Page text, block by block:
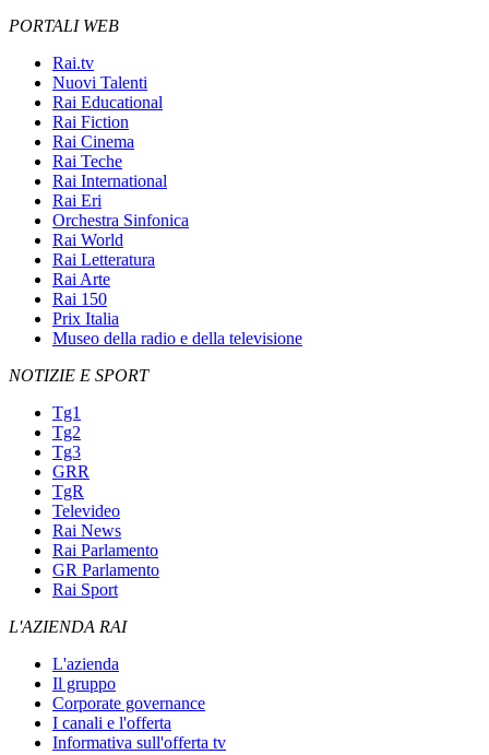
PORTALI WEB
Rai.tv
Nuovi Talenti
Rai Educational
Rai Fiction
Rai Cinema
Rai Teche
Rai International
Rai Eri
Orchestra Sinfonica
Rai World
Rai Letteratura
Rai Arte
Rai 150
Prix Italia
Museo della radio e della televisione
NOTIZIE E SPORT
Tg1
Tg2
Tg3
GRR
TgR
Televideo
Rai News
Rai Parlamento
GR Parlamento
Rai Sport
L'AZIENDA RAI
L'azienda
Il gruppo
Corporate governance
I canali e l'offerta
Informativa sull'offerta tv